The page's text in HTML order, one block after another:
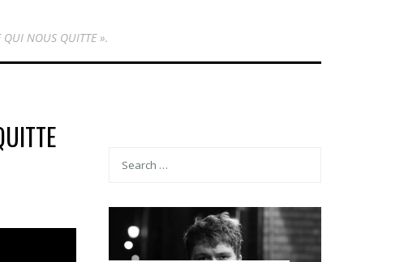
QUI NOUS QUITTE ».